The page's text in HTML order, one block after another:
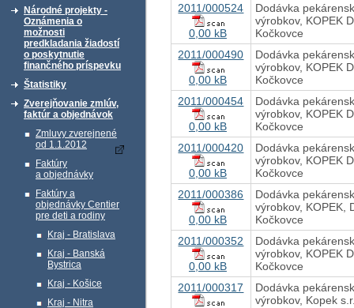
Národné projekty -
Oznámenia o
možnosti
predkladania žiadostí
o poskytnutie
finančného príspevku
Štatistiky
Zverejňovanie zmlúv,
faktúr a objednávok
Zmluvy zverejnené
od 1.1.2012
Faktúry
a objednávky
Faktúry a
objednávky Centier
pre deti a rodiny
Kraj - Bratislava
Kraj - Banská
Bystrica
Kraj - Košice
Kraj - Nitra
2011/000524
0,00 kB
Dodávka
výrobkov, KOPEK
Kočkovce
2011/000490
0,00 kB
Dodávka
výrobkov, KOPEK
Kočkovce
2011/000454
0,00 kB
Dodávka
výrobkov, KOPEK
Kočkovce
2011/000420
0,00 kB
Dodávka
výrobkov, KOPEK
Kočkovce
2011/000386
0,00 kB
Dodávka
výrobkov, KOPEK,
Kočkovce
2011/000352
0,00 kB
Dodávka
výrobkov, KOPEK
Kočkovce
2011/000317
Dodávka
výrobkov, Kopek